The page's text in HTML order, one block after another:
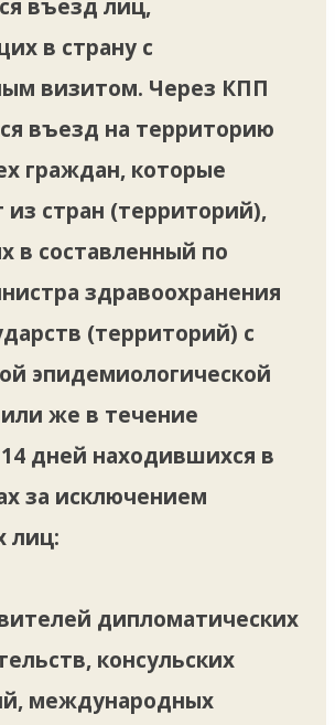
въезд лиц,
в страну с
визитом. Через КПП
въезд на территорию
граждан, которые
стран (территорий),
в составленный по
здравоохранения
(территорий) с
эпидемиологической
же в течение
дней находившихся в
за исключением
лиц:
дипломатических
консульских
международных